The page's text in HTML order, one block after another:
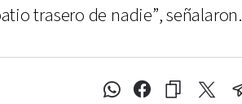
trasero de nadie”, señalaron.